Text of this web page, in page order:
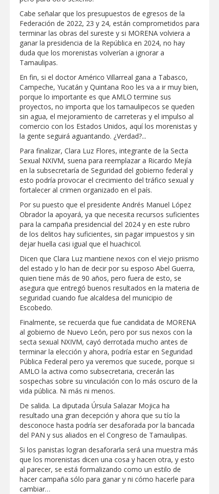
REFERENTE DE ENERGÍA LIMPIA EN
TAMAULIPAS
Destacó Alcalde Carlos Peña Ortiz
respuesta inmediata de servicios
municipales ante tormenta
Tam
GOBIERNO MUNICIPAL INVITA A
CAMPAÑA DE TAMIZAJE AUDITIVO
GRATUITO PARA RECIÉN NACIDOS EN
CLÍNICA UNE NUEVA ERA
Entregó Carlos Peña Ortiz apoyos de
"Mamá Luchona", acompañado por la
Senadora Maki Esther Ortiz Domínguez
Intensificó Municipio programa de
bacheo en cuatro colonias de Reynosa
Cabe señalar que los presupuestos de egresos de la
Federación de 2022, 23 y 24, están comprometidos para
terminar las obras del sureste y si MORENA volviera a
ganar la presidencia de la República en 2024, no hay
duda que los morenistas volverían a ignorar a
Tamaulipas.
En fin, si el doctor Américo Villarreal gana a Tabasco,
Campeche, Yucatán y Quintana Roo les va a ir muy bien,
porque lo importante es que AMLO termine sus
proyectos, no importa que los tamaulipecos se queden
sin agua, el mejoramiento de carreteras y el impulso al
comercio con los Estados Unidos, aquí los morenistas y
la gente seguirá aguantando. ¿Verdad?...
Para finalizar, Clara Luz Flores, integrante de la Secta
Sexual NXIVM, suena para reemplazar a Ricardo Mejía
en la subsecretaría de Seguridad del gobierno federal y
esto podría provocar el crecimiento del tráfico sexual y
fortalecer al crimen organizado en el país.
Por su puesto que el presidente Andrés Manuel López
Obrador la apoyará, ya que necesita recursos suficientes
para la campaña presidencial del 2024 y en este rubro
de los delitos hay suficientes, sin pagar impuestos y sin
dejar huella casi igual que el huachicol.
Dicen que Clara Luz mantiene nexos con el viejo priismo
del estado y lo han de decir por su esposo Abel Guerra,
quien tiene más de 90 años, pero fuera de esto, se
asegura que entregó buenos resultados en la materia de
seguridad cuando fue alcaldesa del municipio de
Escobedo.
Finalmente, se recuerda que fue candidata de MORENA
al gobierno de Nuevo León, pero por sus nexos con la
secta sexual NXIVM, cayó derrotada mucho antes de
terminar la elección y ahora, podría estar en Seguridad
Pública Federal pero ya veremos que sucede, porque si
AMLO la activa como subsecretaria, crecerán las
sospechas sobre su vinculación con lo más oscuro de la
vida pública. Ni más ni menos.
De salida. La diputada Úrsula Salazar Mojica ha
resultado una gran decepción y ahora que su tío la
desconoce hasta podría ser desaforada por la bancada
del PAN y sus aliados en el Congreso de Tamaulipas.
Si los panistas logran desaforarla será una muestra más
que los morenistas dicen una cosa y hacen otra, y esto
al parecer, se está formalizando como un estilo de
hacer campaña sólo para ganar y ni cómo hacerle para
cambiar…